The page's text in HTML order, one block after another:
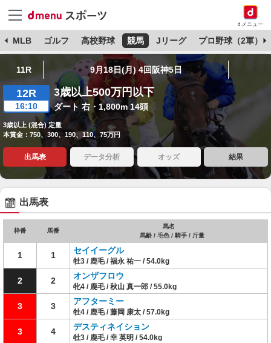
dメニュー
MLB ゴルフ 高校野球 競馬 Jリーグ プロ野球（2軍）
11R 9月18日(月) 4回阪神5日
12R
16:10
3歳以上500万円以下
ダート 右・1,800m 14頭
3歳以上 (混合) 定量
本賞金：750、300、190、110、75万円
出馬表 データ分析 オッズ 結果
出馬表
枠番 馬番
馬名
馬齢 / 毛色 / 騎手 / 斤量
1 1 セイイーグル
牡3 / 鹿毛 / 福永 祐一 / 54.0kg
2 2 オンザフロウ
牝4 / 鹿毛 / 秋山 真一郎 / 55.0kg
3 3 アフターミー
牡4 / 鹿毛 / 藤岡 康太 / 57.0kg
3 4 デスティネイション
牡3 / 鹿毛 / 幸 英明 / 54.0kg